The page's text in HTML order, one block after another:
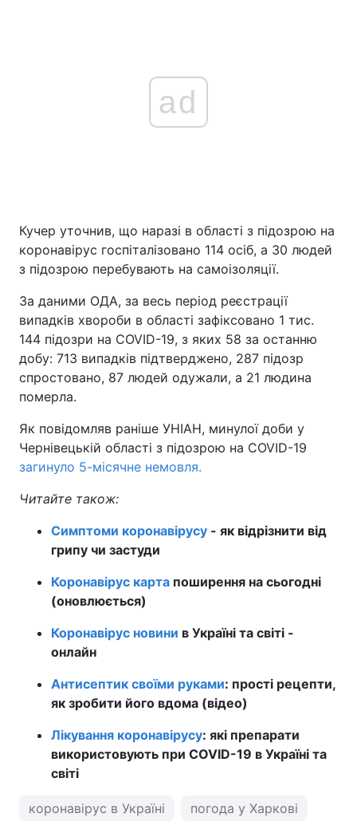
ad
Кучер уточнив, що наразі в області з підозрою на
коронавірус госпіталізовано 114 осіб, а 30 людей
з підозрою перебувають на самоізоляції.
За даними ОДА, за весь період реєстрації
випадків хвороби в області зафіксовано 1 тис.
144 підозри на COVID-19, з яких 58 за останню
добу: 713 випадків підтверджено, 287 підозр
спростовано, 87 людей одужали, а 21 людина
померла.
Як повідомляв раніше УНІАН, минулої доби у
Чернівецькій області з підозрою на COVID-19
загинуло 5-місячне немовля.
Читайте також:
Симптоми коронавірусу - як відрізнити від
грипу чи застуди
Коронавірус карта поширення на сьогодні
(оновлюється)
Коронавірус новини в Україні та світі -
онлайн
Антисептик своїми руками: прості рецепти,
як зробити його вдома (відео)
Лікування коронавірусу: які препарати
використовують при COVID-19 в Україні та
світі
коронавірус в Україні погода у Харкові